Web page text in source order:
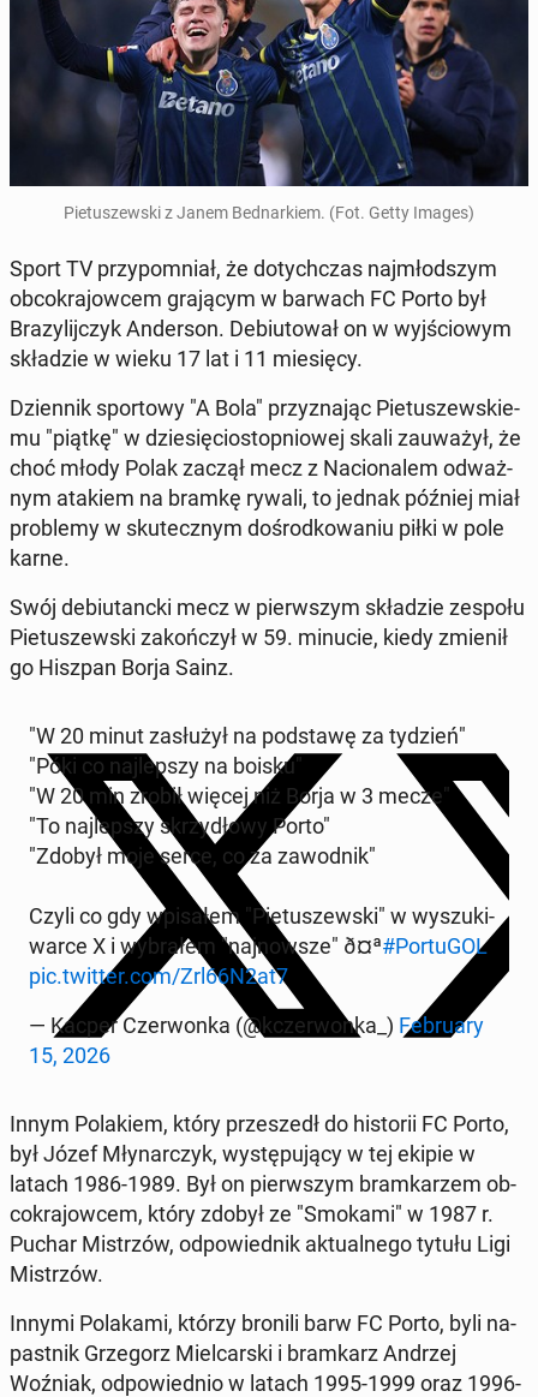
Pie­tu­szew­ski z Janem Bed­nar­kiem. (Fot. Getty Images)
Sport TV przy­po­mniał, że do­tych­czas naj­młod­szym
ob­co­kra­jow­cem gra­ją­cym w barwach FC Porto był
Bra­zy­lij­czyk An­der­son. De­biu­to­wał on w wyj­ścio­wym
skła­dzie w wieku 17 lat i 11 mie­się­cy.
Dzien­nik spor­to­wy "A Bola" przy­zna­jąc Pie­tu­szew­skie­
mu "piątkę" w dzie­się­cio­stop­nio­wej skali za­uwa­żył, że
choć młody Polak zaczął mecz z Na­cio­na­lem od­waż­
nym atakiem na bramkę rywali, to jednak później miał
pro­ble­my w sku­tecz­nym do­środ­ko­wa­niu piłki w pole
karne.
Swój de­biu­tanc­ki mecz w pierw­szym skła­dzie zespołu
Pie­tu­szew­ski za­koń­czył w 59. minucie, kiedy zmienił
go Hiszpan Borja Sainz.
"W 20 minut za­słu­żył na pod­sta­wę za tydzień"
"Póki co naj­lep­szy na boisku"
"W 20 min zrobił więcej niż Borja w 3 mecze"
"To naj­lep­szy skrzy­dło­wy Porto"
"Zdobył moje serce, co za za­wod­nik"
Czyli co gdy wpi­sa­łem "Pie­tu­szew­ski" w wy­szu­ki­
war­ce X i wy­bra­łem "naj­now­sze" ð¤ª#Por­tu­GOL
pic.twitter.com/Zrl66N2at7
— Kacper Czer­won­ka (@kczer­won­ka_) Fe­bru­ary
15, 2026
Innym Po­la­kiem, który prze­szedł do hi­sto­rii FC Porto,
był Józef Mły­nar­czyk, wy­stę­pu­ją­cy w tej ekipie w
latach 1986-1989. Był on pierw­szym bram­ka­rzem ob­
co­kra­jow­cem, który zdobył ze "Smokami" w 1987 r.
Puchar Mi­strzów, od­po­wied­nik ak­tu­al­ne­go tytułu Ligi
Mi­strzów.
Innymi Po­la­ka­mi, którzy bronili barw FC Porto, byli na­
past­nik Grze­gorz Miel­car­ski i bram­karz Andrzej
Woźniak, od­po­wied­nio w latach 1995-1999 oraz 1996-